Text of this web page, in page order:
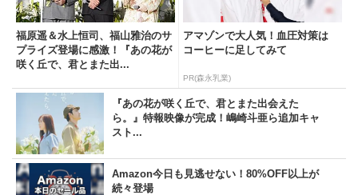
福原遥＆水上恒司、福山雅治のサ
プライズ登場に感激！『あの花が
咲く丘で、君とまた出...
アマゾンで大人気！血圧対策は
コーヒーに足してみて
PR(森永乳業)
『あの花が咲く丘で、君とまた出会えた
ら。』特報映像が完成！嶋崎斗亜ら追加キャ
スト...
Amazon今日も見逃せない！80%OFF以上が
続々登場